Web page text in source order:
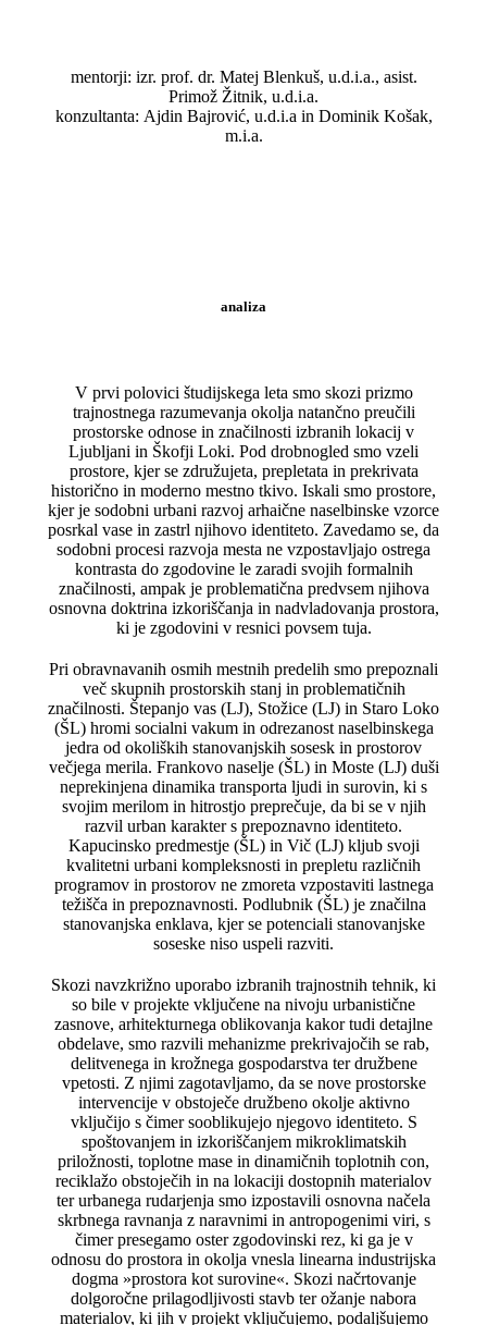
mentorji: izr. prof. dr. Matej Blenkuš, u.d.i.a., asist.
Primož Žitnik, u.d.i.a.
konzultanta: Ajdin Bajrović, u.d.i.a in Dominik Košak,
m.i.a.
analiza
V prvi polovici študijskega leta smo skozi prizmo
trajnostnega razumevanja okolja natančno preučili
prostorske odnose in značilnosti izbranih lokacij v
Ljubljani in Škofji Loki. Pod drobnogled smo vzeli
prostore, kjer se združujeta, prepletata in prekrivata
historično in moderno mestno tkivo. Iskali smo prostore,
kjer je sodobni urbani razvoj arhaične naselbinske vzorce
posrkal vase in zastrl njihovo identiteto. Zavedamo se, da
sodobni procesi razvoja mesta ne vzpostavljajo ostrega
kontrasta do zgodovine le zaradi svojih formalnih
značilnosti, ampak je problematična predvsem njihova
osnovna doktrina izkoriščanja in nadvladovanja prostora,
ki je zgodovini v resnici povsem tuja.
Pri obravnavanih osmih mestnih predelih smo prepoznali
več skupnih prostorskih stanj in problematičnih
značilnosti. Štepanjo vas (LJ), Stožice (LJ) in Staro Loko
(ŠL) hromi socialni vakum in odrezanost naselbinskega
jedra od okoliških stanovanjskih sosesk in prostorov
večjega merila. Frankovo naselje (ŠL) in Moste (LJ) duši
neprekinjena dinamika transporta ljudi in surovin, ki s
svojim merilom in hitrostjo preprečuje, da bi se v njih
razvil urban karakter s prepoznavno identiteto.
Kapucinsko predmestje (ŠL) in Vič (LJ) kljub svoji
kvalitetni urbani kompleksnosti in prepletu različnih
programov in prostorov ne zmoreta vzpostaviti lastnega
težišča in prepoznavnosti. Podlubnik (ŠL) je značilna
stanovanjska enklava, kjer se potenciali stanovanjske
soseske niso uspeli razviti.
Skozi navzkrižno uporabo izbranih trajnostnih tehnik, ki
so bile v projekte vključene na nivoju urbanistične
zasnove, arhitekturnega oblikovanja kakor tudi detajlne
obdelave, smo razvili mehanizme prekrivajočih se rab,
delitvenega in krožnega gospodarstva ter družbene
vpetosti. Z njimi zagotavljamo, da se nove prostorske
intervencije v obstoječe družbeno okolje aktivno
vključijo s čimer sooblikujejo njegovo identiteto. S
spoštovanjem in izkoriščanjem mikroklimatskih
priložnosti, toplotne mase in dinamičnih toplotnih con,
reciklažo obstoječih in na lokaciji dostopnih materialov
ter urbanega rudarjenja smo izpostavili osnovna načela
skrbnega ravnanja z naravnimi in antropogenimi viri, s
čimer presegamo oster zgodovinski rez, ki ga je v
odnosu do prostora in okolja vnesla linearna industrijska
dogma »prostora kot surovine«. Skozi načrtovanje
dolgoročne prilagodljivosti stavb ter ožanje nabora
materialov, ki jih v projekt vključujemo, podaljšujemo